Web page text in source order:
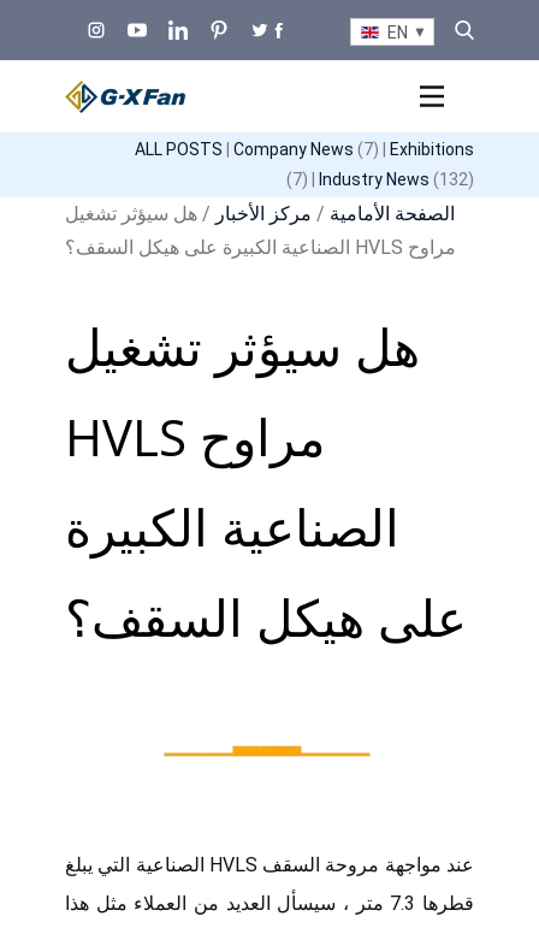
EN
ALL POSTS Company News (7) |
Exhibitions
(7) |
Industry News (132)
الصفحة الأمامية / مركز الأخبار / هل سيؤثر تشغيل
مراوح HVLS الصناعية الكبيرة على هيكل السقف؟
هل سيؤثر تشغيل
مراوح HVLS
الصناعية الكبيرة
على هيكل السقف؟
عند مواجهة مروحة السقف HVLS الصناعية التي يبلغ
قطرها 7.3 متر ، سيسأل العديد من العملاء مثل هذا